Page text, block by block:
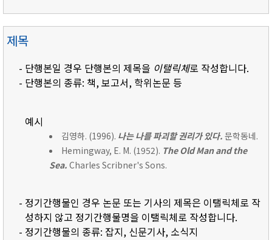
제목
- 단행본일 경우 단행본의 제목을 이탤릭체로 작성합니다.
- 단행본의 종류: 책, 보고서, 학위논문 등
예시
김영하. (1996). 나는 나를 파괴할 권리가 있다. 문학동네.
Hemingway, E. M. (1952). The Old Man and the
Sea. Charles Scribner's Sons.
- 정기간행물인 경우 논문 또는 기사의 제목은 이탤릭체로 작
성하지 않고 정기간행물명을 이탤릭체로 작성합니다.
- 정기간행물의 종류: 잡지, 신문기사, 소식지